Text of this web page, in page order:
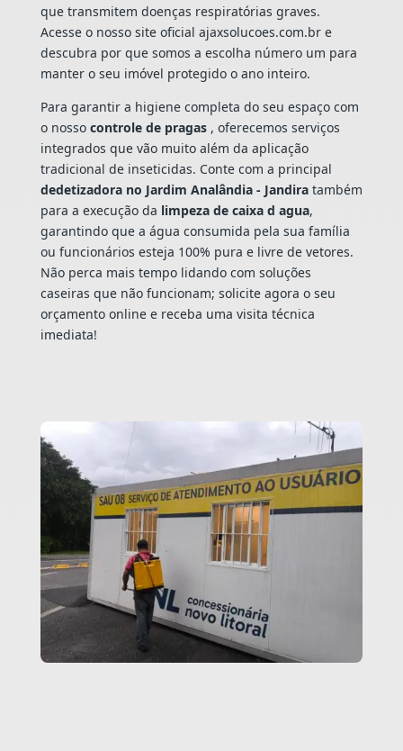
que transmitem doenças respiratórias graves.
Acesse o nosso site oficial ajaxsolucoes.com.br e
descubra por que somos a escolha número um para
manter o seu imóvel protegido o ano inteiro.
Para garantir a higiene completa do seu espaço com
o nosso controle de pragas , oferecemos serviços
integrados que vão muito além da aplicação
tradicional de inseticidas. Conte com a principal
dedetizadora no Jardim Analândia - Jandiratambém
para a execução da limpeza de caixa d agua,
garantindo que a água consumida pela sua família
ou funcionários esteja 100% pura e livre de vetores.
Não perca mais tempo lidando com soluções
caseiras que não funcionam; solicite agora o seu
orçamento online e receba uma visita técnica
imediata!